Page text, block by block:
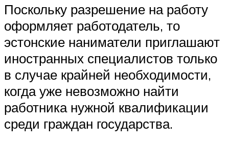
Поскольку разрешение на работу
оформляет работодатель, то
эстонские наниматели приглашают
иностранных специалистов только
в случае крайней необходимости,
когда уже невозможно найти
работника нужной квалификации
среди граждан государства.